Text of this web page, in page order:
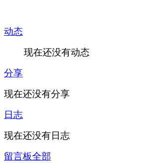
动态
现在还没有动态
分享
现在还没有分享
日志
现在还没有日志
留言板全部